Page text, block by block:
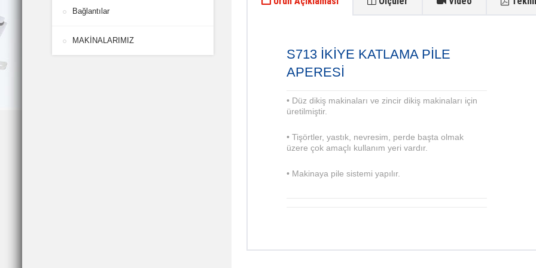
Bağlantılar
MAKİNALARIMIZ
S713 İKİYE KATLAMA PİLE
APERESİ
• Düz dikiş makinaları ve zincir dikiş makinaları için
üretilmiştir.
• Tişörtler, yastık, nevresim, perde başta olmak
üzere çok amaçlı kullanım yeri vardır.
• Makinaya pile sistemi yapılır.